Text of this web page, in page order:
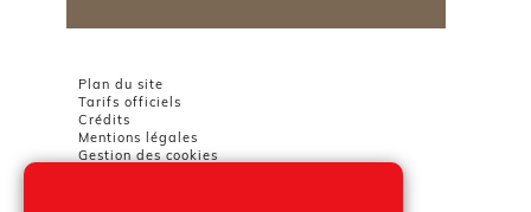
Plan du site
Tarifs officiels
Crédits
Mentions légales
Gestion des cookies